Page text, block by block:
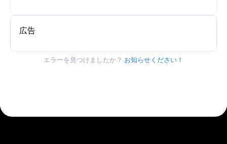
広告
エラーを見つけましたか？ お知らせください！